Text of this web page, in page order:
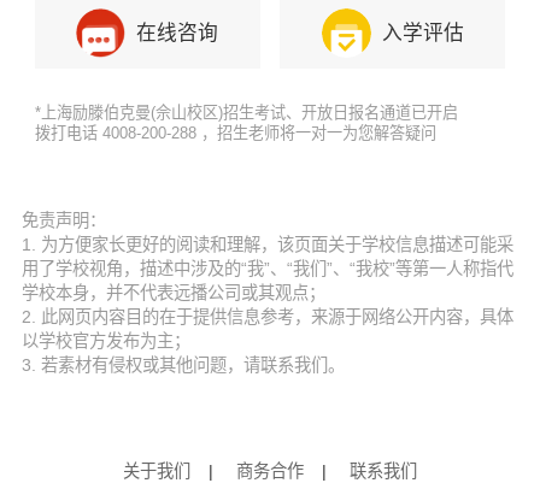
在线咨询 入学评估
*上海励滕伯克曼(佘山校区)招生考试、开放日报名通道已开启
拨打电话 4008-200-288 ，招生老师将一对一为您解答疑问
免责声明：
1. 为方便家长更好的阅读和理解，该页面关于学校信息描述可能采
用了学校视角，描述中涉及的“我”、“我们”、“我校”等第一人称指代
学校本身，并不代表远播公司或其观点；
2. 此网页内容目的在于提供信息参考，来源于网络公开内容，具体
以学校官方发布为主；
3. 若素材有侵权或其他问题，请联系我们。
关于我们 | 商务合作 | 联系我们